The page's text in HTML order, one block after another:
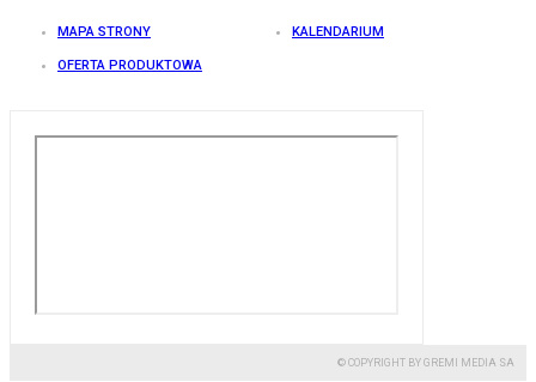
MAPA STRONY KALENDARIUM
OFERTA PRODUKTOWA
© COPYRIGHT BY GREMI MEDIA SA